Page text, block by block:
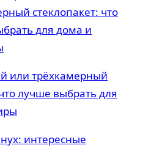
или трёхкамерный
лучше выбрать для